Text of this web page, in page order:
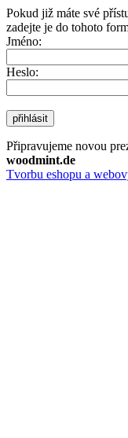
Pokud již máte své
zadejte je do tohoto
Jméno:
Heslo:
přihlásit
Připravujeme novou
woodmint.de
Tvorbu eshopu a